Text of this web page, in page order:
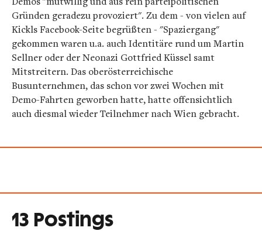
Gründen geradezu provoziert". Zu dem - von vielen auf
Kickls Facebook-Seite begrüßten - "Spaziergang"
gekommen waren u.a. auch Identitäre rund um Martin
Sellner oder der Neonazi Gottfried Küssel samt
Mitstreitern. Das oberösterreichische
Busunternehmen, das schon vor zwei Wochen mit
Demo-Fahrten geworben hatte, hatte offensichtlich
auch diesmal wieder Teilnehmer nach Wien gebracht.
13 Postings